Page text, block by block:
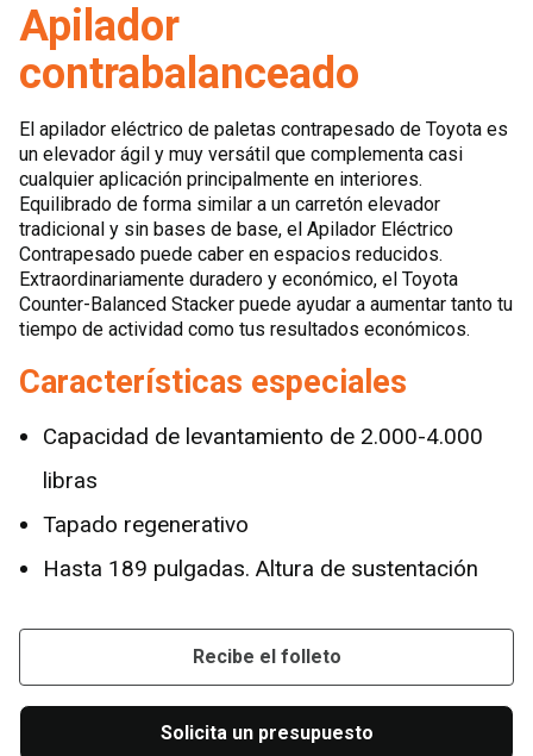
Apilador
contrabalanceado
El apilador eléctrico de paletas contrapesado de Toyota es
un elevador ágil y muy versátil que complementa casi
cualquier aplicación principalmente en interiores.
Equilibrado de forma similar a un carretón elevador
tradicional y sin bases de base, el Apilador Eléctrico
Contrapesado puede caber en espacios reducidos.
Extraordinariamente duradero y económico, el Toyota
Counter-Balanced Stacker puede ayudar a aumentar tanto tu
tiempo de actividad como tus resultados económicos.
Características especiales
Capacidad de levantamiento de 2.000-4.000
libras
Tapado regenerativo
Hasta 189 pulgadas. Altura de sustentación
Recibe el folleto
Solicita un presupuesto